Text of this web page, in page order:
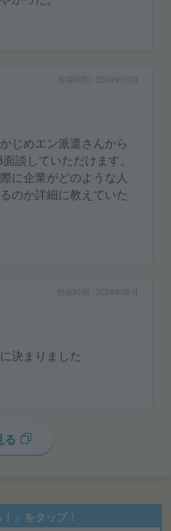
2024年10月
じめエン派遣さんから
談していただけます。
に企業がどのような人
のか詳細に教えていた
2024年09月
決まりました
る
」をタップ！